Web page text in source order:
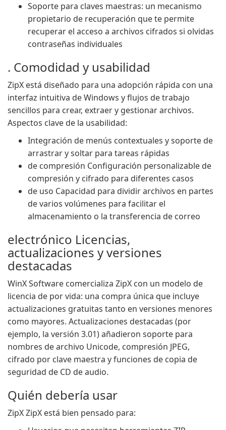
Soporte para claves maestras: un mecanismo
propietario de recuperación que te permite
recuperar el acceso a archivos cifrados si olvidas
contraseñas individuales
. Comodidad y usabilidad
ZipX está diseñado para una adopción rápida con una
interfaz intuitiva de Windows y flujos de trabajo
sencillos para crear, extraer y gestionar archivos.
Aspectos clave de la usabilidad:
Integración de menús contextuales y soporte de
arrastrar y soltar para tareas rápidas
de compresión Configuración personalizable de
compresión y cifrado para diferentes casos
de uso Capacidad para dividir archivos en partes
de varios volúmenes para facilitar el
almacenamiento o la transferencia de correo
electrónico Licencias,
actualizaciones y versiones
destacadas
WinX Software comercializa ZipX con un modelo de
licencia de por vida: una compra única que incluye
actualizaciones gratuitas tanto en versiones menores
como mayores. Actualizaciones destacadas (por
ejemplo, la versión 3.01) añadieron soporte para
nombres de archivo Unicode, compresión JPEG,
cifrado por clave maestra y funciones de copia de
seguridad de CD de audio.
Quién debería usar
ZipX ZipX está bien pensado para: